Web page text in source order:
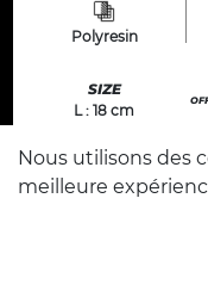
Polyresin
SIZE
L : 18 cm
H : 36 cm
Nous utilisons des
meilleure